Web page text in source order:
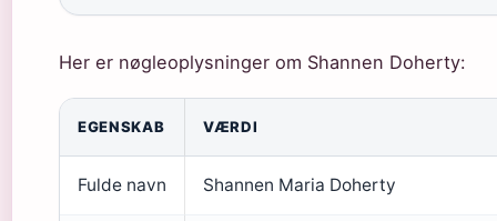
Her er nøgleoplysninger om Shannen Doherty:
EGENSKAB VÆRDI
Fulde navn Shannen Maria Doherty